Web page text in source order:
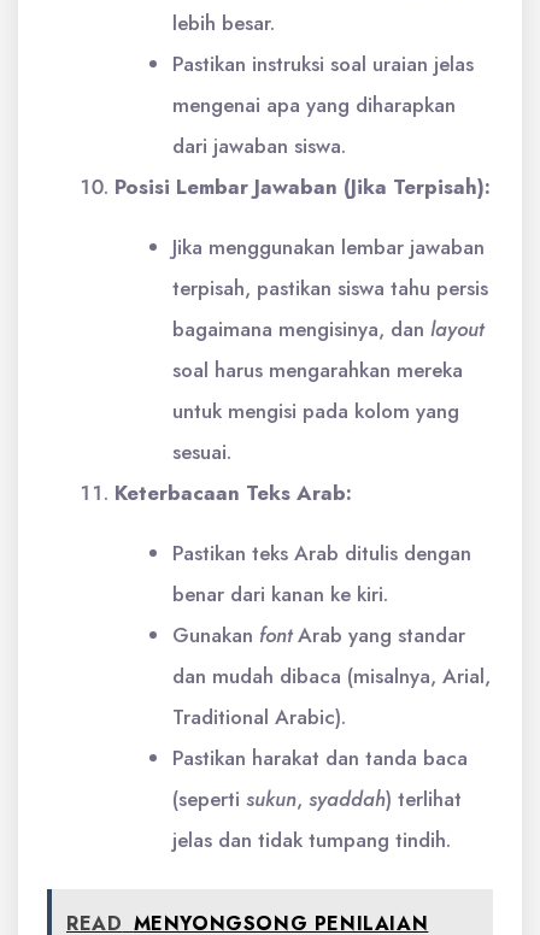
lebih besar.
Pastikan instruksi soal uraian jelas
mengenai apa yang diharapkan
dari jawaban siswa.
Posisi Lembar Jawaban (Jika Terpisah):
Jika menggunakan lembar jawaban
terpisah, pastikan siswa tahu persis
bagaimana mengisinya, dan layout
soal harus mengarahkan mereka
untuk mengisi pada kolom yang
sesuai.
Keterbacaan Teks Arab:
Pastikan teks Arab ditulis dengan
benar dari kanan ke kiri.
Gunakan fontArab yang standar
dan mudah dibaca (misalnya, Arial,
Traditional Arabic).
Pastikan harakat dan tanda baca
(seperti sukun, syaddah) terlihat
jelas dan tidak tumpang tindih.
READ MENYONGSONG PENILAIAN